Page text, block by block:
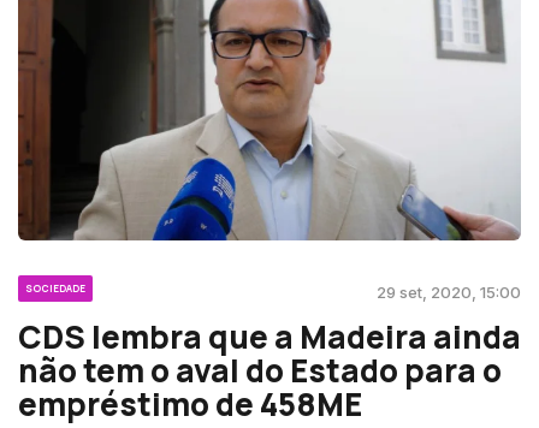
SOCIEDADE 29 set, 2020, 15:00
CDS lembra que a Madeira ainda
não tem o aval do Estado para o
empréstimo de 458ME